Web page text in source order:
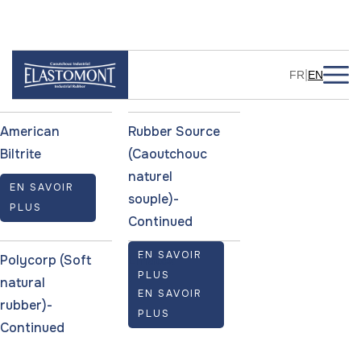
FR EN
Manufacturers
American
Biltrite
EN SAVOIR
PLUS
Rubber Source
(Caoutchouc
naturel
souple)-
Continued
EN SAVOIR
PLUS
Polycorp (Soft
natural
rubber)-
Continued
Linatex
EN SAVOIR
PLUS